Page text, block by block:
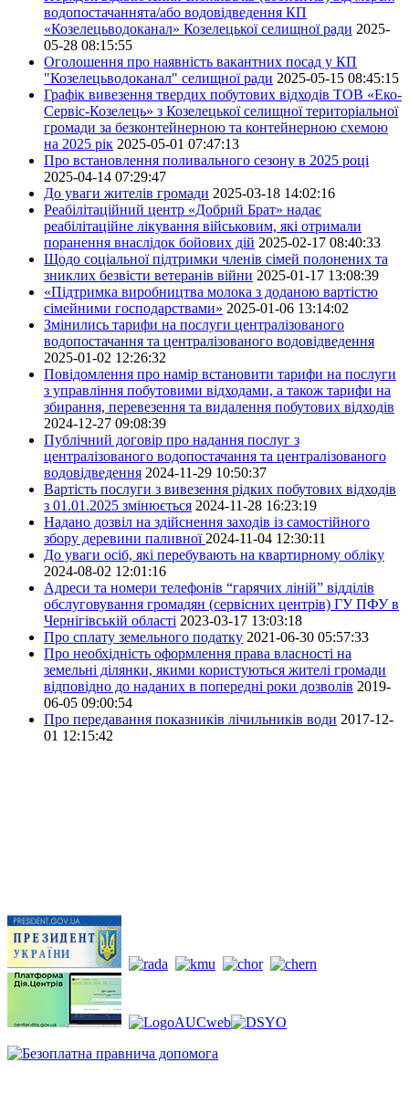
водопостачаннята/або водовідведення КП
«Козелецьводоканал» Козелецької селищної ради 2025-
05-28 08:15:55
Оголошення про наявність вакантних посад у КП
"Козелецьводоканал" селищної ради 2025-05-15 08:45:15
Графік вивезення твердих побутових відходів ТОВ «Еко-
Сервіс-Козелець» з Козелецької селищної територіальної
громади за безконтейнерною та контейнерною схемою
на 2025 рік 2025-05-01 07:47:13
Про встановлення поливального сезону в 2025 році
2025-04-14 07:29:47
До уваги жителів громади 2025-03-18 14:02:16
Реабілітаційний центр «Добрий Брат» надає
реабілітаційне лікування військовим, які отримали
поранення внаслідок бойових дій 2025-02-17 08:40:33
Щодо соціальної підтримки членів сімей полонених та
зниклих безвісти ветеранів війни 2025-01-17 13:08:39
«Підтримка виробництва молока з доданою вартістю
сімейними господарствами» 2025-01-06 13:14:02
Змінились тарифи на послуги централізованого
водопостачання та централізованого водовідведення
2025-01-02 12:26:32
Повідомлення про намір встановити тарифи на послуги
з управління побутовими відходами, а також тарифи на
збирання, перевезення та видалення побутових відходів
2024-12-27 09:08:39
Публічний договір про надання послуг з
централізованого водопостачання та централізованого
водовідведення 2024-11-29 10:50:37
Вартість послуги з вивезення рідких побутових відходів
з 01.01.2025 змінюється 2024-11-28 16:23:19
Надано дозвіл на здійснення заходів із самостійного
збору деревини паливної 2024-11-04 12:30:11
До уваги осіб, які перебувають на квартирному обліку
2024-08-02 12:01:16
Адреси та номери телефонів “гарячих ліній” відділів
обслуговування громадян (сервісних центрів) ГУ ПФУ в
Чернігівській області 2023-03-17 13:03:18
Про сплату земельного податку 2021-06-30 05:57:33
Про необхідність оформлення права власності на
земельні ділянки, якими користуються жителі громади
відповідно до наданих в попередні роки дозволів 2019-
06-05 09:00:54
Про передавання показників лічильників води 2017-12-
01 12:15:42